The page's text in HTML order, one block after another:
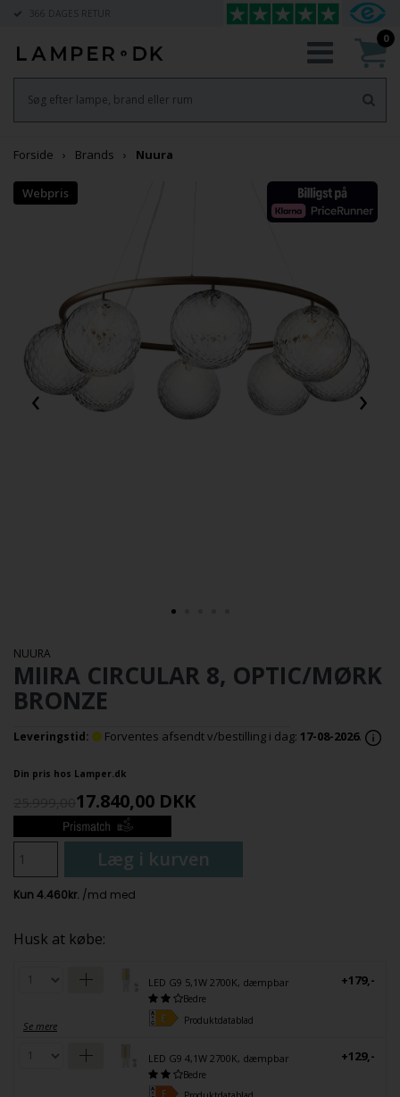
366 DAGES RETUR
0
Forside Brands Nuura
‹ ›
NUURA
MIIRA CIRCULAR 8, OPTIC/MØRK
BRONZE
Leveringstid: Forventes afsendt v/bestilling i dag: 17-08-2026.
Din pris hos Lamper.dk
17.840,00 DKK
Læg i kurven
Husk at købe:
Se mere
LED G9 5,1W 2700K, dæmpbar
Bedre
Produktdatablad
+179,-
LED G9 4,1W 2700K, dæmpbar
Bedre
+129,-